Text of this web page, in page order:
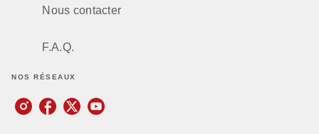
Nous contacter
F.A.Q.
NOS RÉSEAUX